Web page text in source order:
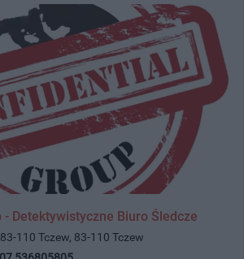
- Detektywistyczne Biuro Śledcze
110 Tczew, 83-110 Tczew